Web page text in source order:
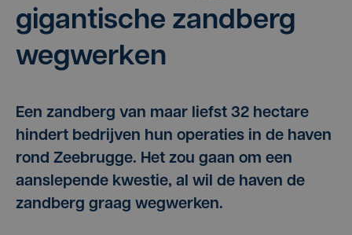
gigan­ti­sche zand­berg
wegwerken
Een zandberg van maar liefst 32 hectare
hindert bedrijven hun operaties in de haven
rond Zeebrugge. Het zou gaan om een
aanslepende kwestie, al wil de haven de
zandberg graag wegwerken.